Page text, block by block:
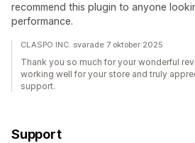
recommend this plugin to anyone
performance.
CLASPO INC. svarade 7 oktober 2025
Thank you so much for your wonderful
working well for your store and truly
support.
Support